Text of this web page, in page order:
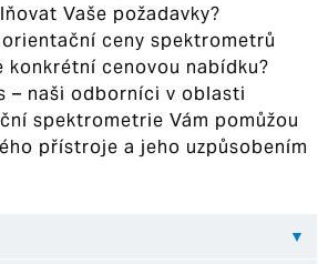
Vaše požadavky?
ceny spektrometrů
cenovou nabídku?
– naši odborníci v oblasti
spektrometrie Vám pomůžou
přístroje a jeho uzpůsobením